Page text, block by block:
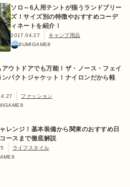
ソロ～6人用テントが揃うランドブリー
ズ！サイズ別の特徴やおすすめコーデ
ィネートを紹介！
2017.04.27
キャンプ用品
8UMIGAME8
アウトドアでも万能！ザ・ノース・フェイ
ンパクトジャケット！ナイロンだから軽
ファッション
レンジ！基本装備から関東のおすすめ日
ースまで徹底解説
ライフスタイル